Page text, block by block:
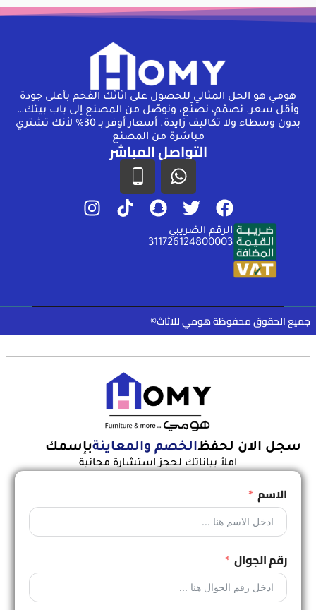
هومـي هو الحل المثالي للحصول على اثاثك الفخم بأعلى جودة
وأقل سعر. نصمّم، نصنّع، ونوصّل من المصنع إلى باب بيتك…
بدون وسطاء ولا تكاليف زايدة. أسعار أوفر بـ 30% لأنك تشتري
مباشرة من المصنع
التواصل المباشر
الرقم الضريبي
311726124800003
جميع الحقوق محفوظة هومي للاثاث©
سجل الان لحفظالخصم والمعاينةبإسمك
املأ بياناتك لحجز استشارة مجانية
الاسم
رقم الجوال